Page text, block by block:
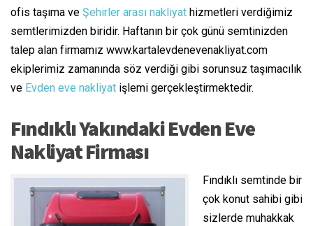
ofis taşıma ve Şehirler arası nakliyat hizmetleri verdiğimiz
semtlerimizden biridir. Haftanın bir çok günü semtinizden
talep alan firmamız www.kartalevdenevenakliyat.com
ekiplerimiz zamanında söz verdiği gibi sorunsuz taşımacılık
ve Evden eve nakliyat işlemi gerçekleştirmektedir.
Fındıklı Yakındaki Evden Eve
Nakliyat Firması
Fındıklı semtinde bir
çok konut sahibi gibi
sizlerde muhakkak